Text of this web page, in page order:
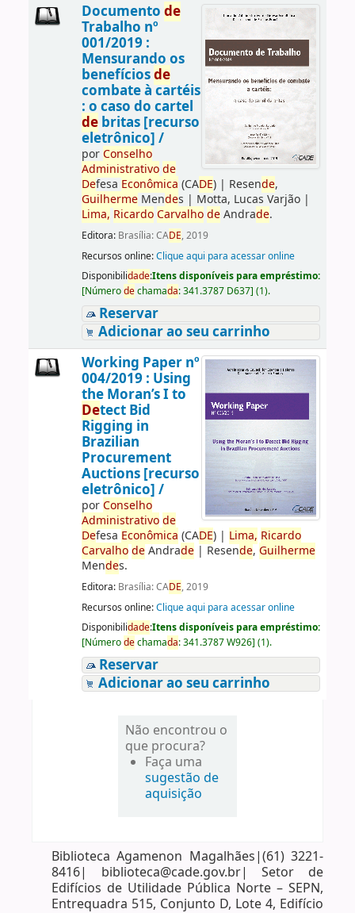
Documento de
Trabalho nº
001/2019 :
Mensurando os
benefíciosde
combate à cartéis
: o caso do cartel
debritas [recurso
eletrônico] /
porConselho
Administrativo de
Defesa Econômica (CADE)| Resende,
GuilhermeMendes | Motta, Lucas Varjão|
Lima, Ricardo Carvalho deAndrade.
Editora: Brasília: CADE, 2019
Recursos online:Clique aqui para acessar online
Disponibilidade:Itens disponíveis para empréstimo:
[Númerodechamada:341.3787 D637] (1).
Reservar
Adicionar ao seu carrinho
Working Paper nº
004/2019 : Using
the Moran’s I to
Detect Bid
Rigging in
Brazilian
Procurement
Auctions [recurso
eletrônico] /
porConselho
Administrativo de
Defesa Econômica (CADE)| Lima, Ricardo
Carvalho deAndrade| Resende, Guilherme
Mendes.
Editora: Brasília: CADE, 2019
Recursos online:Clique aqui para acessar online
Disponibilidade:Itens disponíveis para empréstimo:
[Númerodechamada:341.3787 W926] (1).
Reservar
Adicionar ao seu carrinho
Não encontrou o
que procura?
Faça uma
sugestão de
aquisição
Biblioteca Agamenon Magalhães|(61) 3221-
8416| biblioteca@cade.gov.br| Setor de
Edifícios de Utilidade Pública Norte – SEPN,
Entrequadra 515, Conjunto D, Lote 4, Edifício